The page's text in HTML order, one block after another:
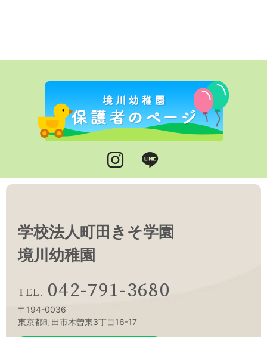
Instagram
学校法人町田きそ学園
境川幼稚園
042-791-3680
〒194-0036
東京都町田市木曽東3丁目16-17